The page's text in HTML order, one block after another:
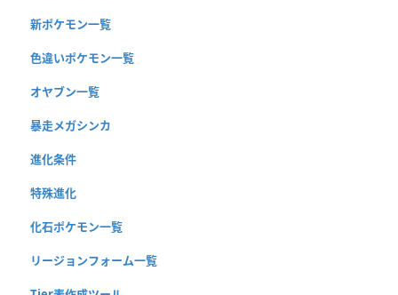
新ポケモン一覧
色違いポケモン一覧
オヤブン一覧
暴走メガシンカ
進化条件
特殊進化
化石ポケモン一覧
リージョンフォーム一覧